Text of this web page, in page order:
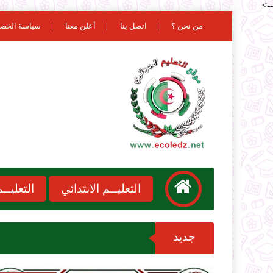
-->
من نحن ؟ اتصل بنا أعلن معنا سياسة
التعليــم الابتدائي
جديد